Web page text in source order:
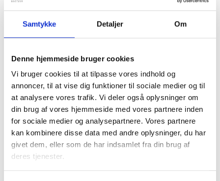
Samtykke Detaljer Om
Denne hjemmeside bruger cookies
Vi bruger cookies til at tilpasse vores indhold og
annoncer, til at vise dig funktioner til sociale medier og til
at analysere vores trafik. Vi deler også oplysninger om
din brug af vores hjemmeside med vores partnere inden
for sociale medier og analysepartnere. Vores partnere
kan kombinere disse data med andre oplysninger, du har
givet dem, eller som de har indsamlet fra din brug af
deres tjenester.
lovgivning på området indarbejdes mulighed for, at
mere omkostningsægte, set fra
borgernes synspunkt. Det er ikke en formulering, som BL
fremgå, at gebyrstrukturen skal sikre omkostningsægthed
på tværs af
boligtyper.
Med venlig hilsen
Bent Madsen
Adm. direktør